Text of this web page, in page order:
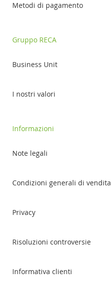
Metodi di pagamento
Gruppo RECA
Business Unit
I nostri valori
Informazioni
Note legali
Condizioni generali di vendita
Privacy
Risoluzioni controversie
Informativa clienti